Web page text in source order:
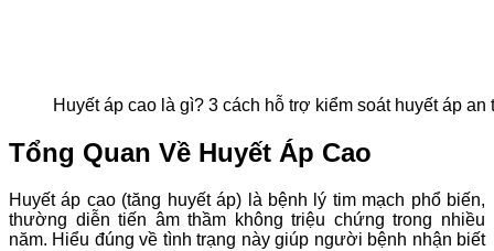
Huyết áp cao là gì? 3 cách hỗ trợ kiểm soát huyết áp an
Tổng Quan Về Huyết Áp Cao
Huyết áp cao (tăng huyết áp) là bệnh lý tim mạch phổ biến,
thường diễn tiến âm thầm không triệu chứng trong nhiều
năm. Hiểu đúng về tình trạng này giúp người bệnh nhận biết